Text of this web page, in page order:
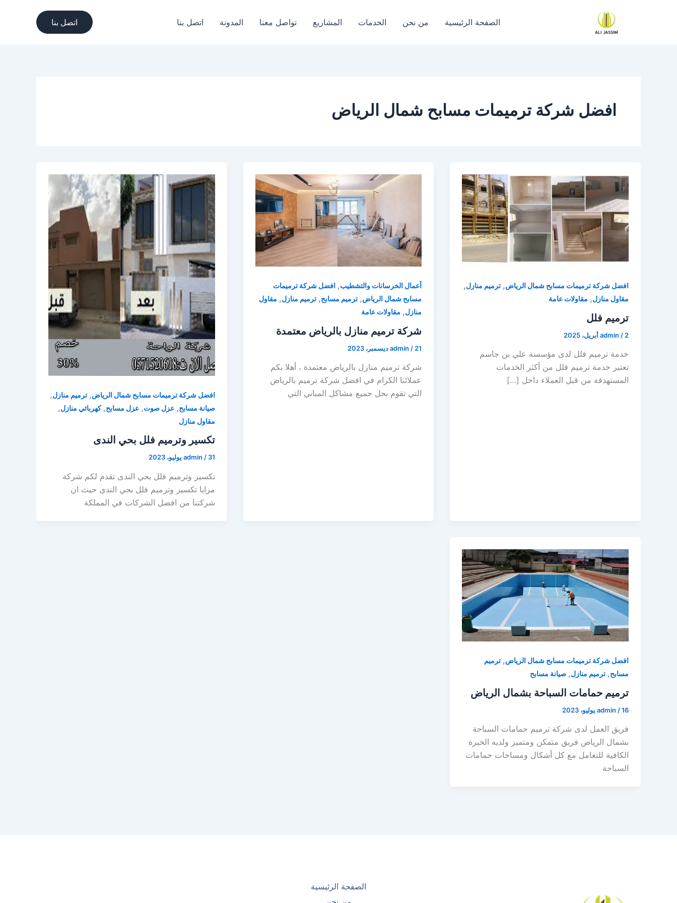
الصفحة الرئيسية من نحن الخدمات المشاريع تواصل معنا المدونة اتصل بنا اتصل بنا
افضل شركة ترميمات مسابح شمال الرياض
افضل شركة ترميمات مسابح شمال الرياض, ترميم منازل,
مقاول منازل, مقاولات عامة
ترميم فلل
admin / 2 أبريل، 2025
خدمة ترميم فلل لدى مؤسسة علي بن جاسم
تعتبر خدمة ترميم فلل من أكثر الخدمات
المستهدفة من قبل العملاء داخل […]
أعمال الخرسانات والتشطيب, افضل شركة ترميمات
مسابح شمال الرياض, ترميم مسابح, ترميم منازل, مقاول
منازل, مقاولات عامة
شركة ترميم منازل بالرياض معتمدة
admin / 21 ديسمبر، 2023
شركة ترميم منازل بالرياض معتمدة ، أهلا بكم
عملائنا الكرام في افضل شركة ترميم بالرياض
التي تقوم بحل جميع مشاكل المباني التي
افضل شركة ترميمات مسابح شمال الرياض,ترميم منازل,
صيانة مسابح,عزل صوت,عزل مسابح,كهربائي منازل,
مقاول منازل
تكسير وترميم فلل بحي الندى
admin / 31 يوليو، 2023
تكسير وترميم فلل بحي الندى تقدم لكم شركة
مزايا تكسير وترميم فلل بحي الندى حيث ان
شركتنا من افضل الشركات في المملكة
افضل شركة ترميمات مسابح شمال الرياض, ترميم
مسابح, ترميم منازل, صيانة مسابح
ترميم حمامات السباحة بشمال الرياض
admin /16 يوليو، 2023
فريق العمل لدى شركة ترميم حمامات السباحة
بشمال الرياض فريق متمكن ومتميز ولديه الخبرة
الكافية للتعامل مع كل أشكال ومساحات حمامات
السباحة
الصفحة الرئيسية